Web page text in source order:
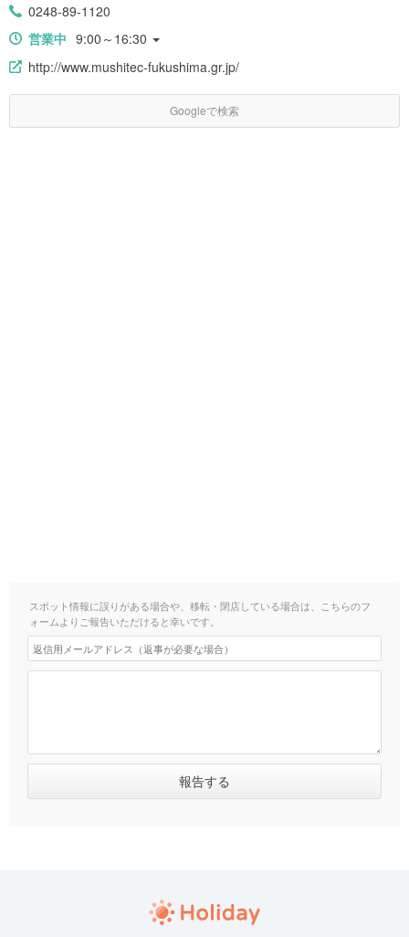
0248-89-1120
営業中 9:00～16:30
http://www.mushitec-fukushima.gr.jp/
Googleで検索
スポット情報に誤りがある場合や、移転・閉店している場合は、こちらのフ
ォームよりご報告いただけると幸いです。